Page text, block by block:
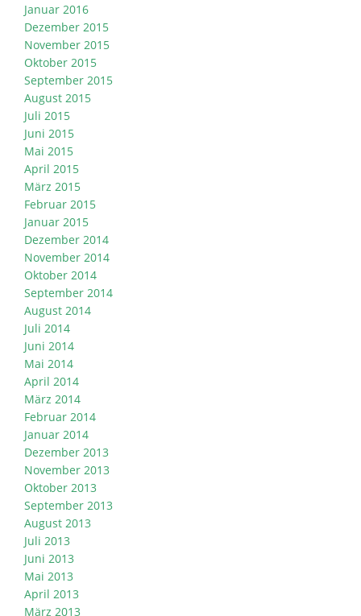
Januar 2016
Dezember 2015
November 2015
Oktober 2015
September 2015
August 2015
Juli 2015
Juni 2015
Mai 2015
April 2015
März 2015
Februar 2015
Januar 2015
Dezember 2014
November 2014
Oktober 2014
September 2014
August 2014
Juli 2014
Juni 2014
Mai 2014
April 2014
März 2014
Februar 2014
Januar 2014
Dezember 2013
November 2013
Oktober 2013
September 2013
August 2013
Juli 2013
Juni 2013
Mai 2013
April 2013
März 2013